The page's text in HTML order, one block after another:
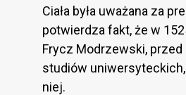
Ciała była uważana za
potwierdza fakt, że w
Frycz Modrzewski,
studiów
niej.